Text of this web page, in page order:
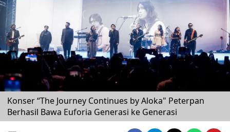
Konser “The Journey Continues by Aloka" Peterpan
Berhasil Bawa Euforia Generasi ke Generasi